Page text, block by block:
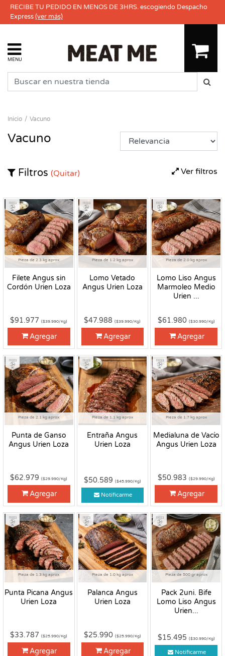
RECIBE TU PEDIDO EN MENOS DE 3HRS. escogiendo Despacho
Express(ver más)
MENU
Inicio Vacuno
Vacuno
Ver filtros
Filtros (Quitar)
Pieza de 2.3 kg aprox
Filete Angus sin
Cordón Urien Loza
Fresco
$91.977($39.990/Kg)
Agregar
Pieza de 1.2 kg aprox
Lomo Vetado
Angus Urien Loza
Fresco
$47.988($39.990/Kg)
Agregar
Pieza de 2.0 kg aprox
Lomo Liso Angus
Marmoleo Medio
Urien ...
Fresco
$61.980 ($30.990/Kg)
Agregar
Pieza de 2.1 kg aprox
Punta de Ganso
Angus Urien Loza
Fresco
$62.979($29.990/Kg)
Agregar
Pieza de 1.1 kg aprox
Entraña Angus
Urien Loza
Fresco
$50.589 ($45.990/Kg)
Notificarme
Pieza de 1.7 kg aprox
Medialuna de Vacío
Angus Urien Loza
Fresco
$50.983 ($29.990/Kg)
Agregar
Pieza de 1.3 kg aprox
Punta Picana Angus
Urien Loza
Fresco
$33.787($25.990/Kg)
Agregar
Pieza de 1.0 kg aprox
Palanca Angus
Urien Loza
Fresco
$25.990 ($25.990/Kg)
Agregar
Pieza de 500 gr aprox
Pack 2uni. Bife
Lomo Liso Angus
Urien...
Fresco
$15.495 ($30.990/Kg)
Notificarme